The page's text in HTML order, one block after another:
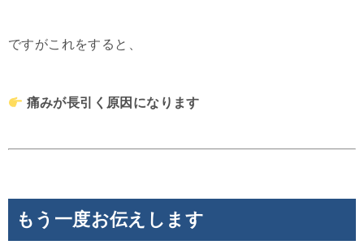
ですがこれをすると、
痛みが長引く原因になります
もう一度お伝えします